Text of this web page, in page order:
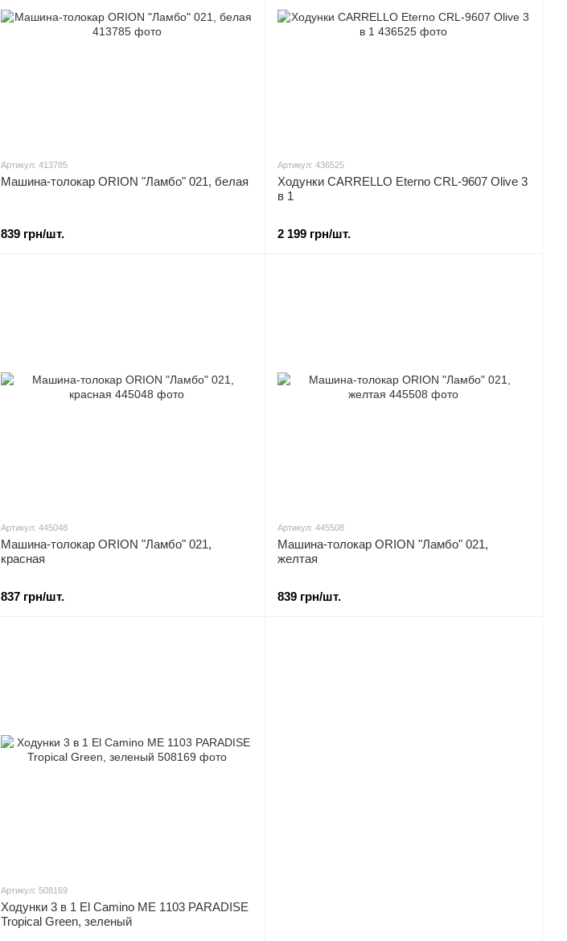
Артикул: 413785
Машина-толокар ORION "Ламбо" 021, белая
839 грн/шт.
Артикул: 436525
Ходунки CARRELLO Eterno CRL-9607 Olive 3
в 1
2 199 грн/шт.
Артикул: 445048
Машина-толокар ORION "Ламбо" 021,
красная
837 грн/шт.
Артикул: 445508
Машина-толокар ORION "Ламбо" 021,
желтая
839 грн/шт.
Артикул: 508169
Ходунки 3 в 1 El Camino ME 1103 PARADISE
Tropical Green, зеленый